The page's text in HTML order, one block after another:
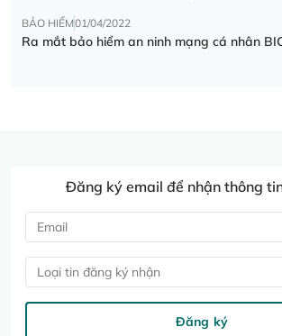
BẢO HIỂM01/04/2022
Ra mắt bảo hiểm an ninh mạng cá nhân
Đăng ký email để nhận thông
Loại tin đăng ký nhận
Đăng ký